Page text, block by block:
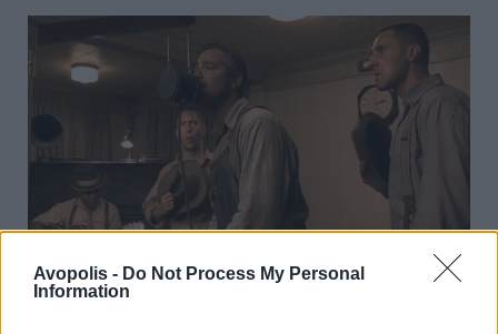
Avopolis - Do Not Process My Personal
Information
Η fictional μπάντα των Soggy Bottom Boys